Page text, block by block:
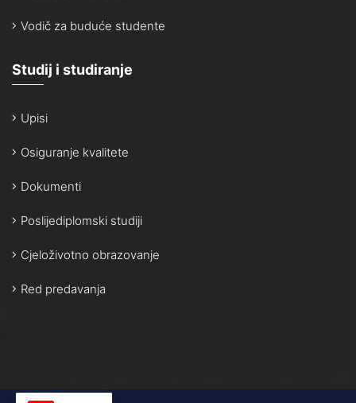
Vodič za buduće studente
Studij i studiranje
Upisi
Osiguranje kvalitete
Dokumenti
Poslijediplomski studiji
Cjeloživotno obrazovanje
Red predavanja